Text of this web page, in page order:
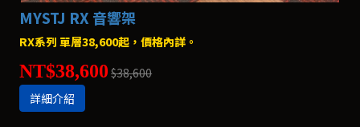
MYSTJ RX 音響架
RX系列 單層38,600起，價格內詳。
NT$38,600 $38,600
詳細介紹